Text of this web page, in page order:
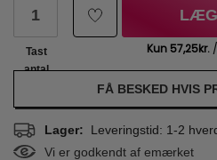
Tast
antal
LÆG
FÅ BESKED HVIS
Lager: Leveringstid: 1-2
Vi er godkendt af emærket